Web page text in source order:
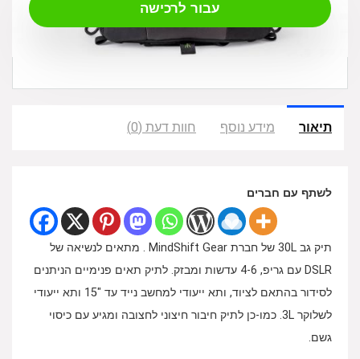
עבור לרכישה
תיאור מידע נוסף חוות דעת (0)
לשתף עם חברים
תיק גב 30L של חברת MindShift Gear . מתאים לנשיאה של
DSLR עם גריפ, 4-6 עדשות ומבזק. לתיק תאים פנימיים הניתנים
לסידור בהתאם לציוד, ותא ייעודי למחשב נייד עד "15 ותא ייעודי
לשלוקר 3L. כמו-כן לתיק חיבור חיצוני לחצובה ומגיע עם כיסוי
גשם.